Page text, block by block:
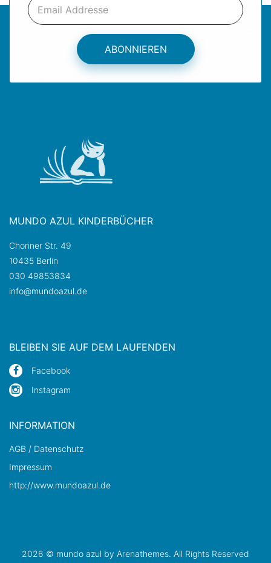
ABONNIEREN
MUNDO AZUL KINDERBÜCHER
Choriner Str. 49
10435 Berlin
030 49853834
info@mundoazul.de
BLEIBEN SIE AUF DEM LAUFENDEN
Facebook
Instagram
INFORMATION
AGB / Datenschutz
Impressum
http://www.mundoazul.de
2026 © mundo azul by Arenathemes. All Rights Reserved